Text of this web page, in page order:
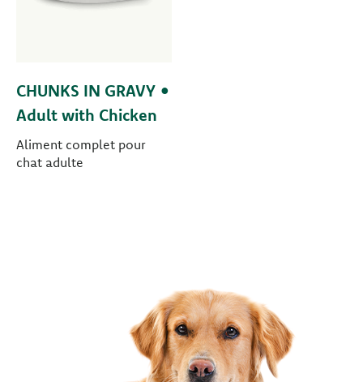
CHUNKS IN GRAVY •
Adult with Chicken
Aliment complet pour
chat adulte